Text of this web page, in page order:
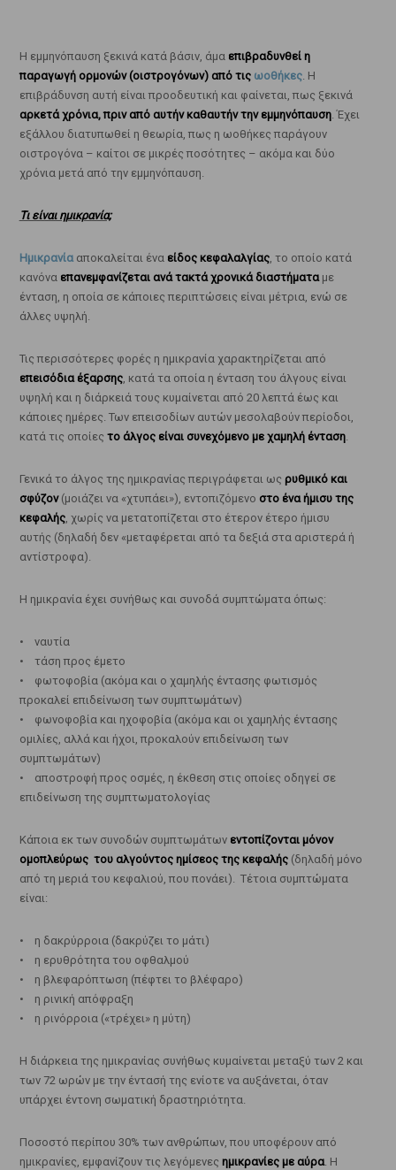
Η εμμηνόπαυση ξεκινά κατά βάσιν, άμα επιβραδυνθεί η
παραγωγή ορμονών (οιστρογόνων) από τις ωοθήκες. Η
επιβράδυνση αυτή είναι προοδευτική και φαίνεται, πως ξεκινά
αρκετά χρόνια, πριν από αυτήν καθαυτήν την εμμηνόπαυση. Έχει
εξάλλου διατυπωθεί η θεωρία, πως η ωοθήκες παράγουν
οιστρογόνα – καίτοι σε μικρές ποσότητες – ακόμα και δύο
χρόνια μετά από την εμμηνόπαυση.
Τι είναι ημικρανία;
Ημικρανίααποκαλείται έναείδος κεφαλαλγίας, το οποίο κατά
κανόνα επανεμφανίζεται ανά τακτά χρονικά διαστήματαμε
ένταση, η οποία σε κάποιες περιπτώσεις είναι μέτρια, ενώ σε
άλλες υψηλή.
Τις περισσότερες φορές η ημικρανία χαρακτηρίζεται από
επεισόδια έξαρσης, κατά τα οποία η ένταση του άλγους είναι
υψηλή και η διάρκειά τους κυμαίνεται από 20 λεπτά έως και
κάποιες ημέρες. Των επεισοδίων αυτών μεσολαβούν περίοδοι,
κατά τις οποίες το άλγος είναι συνεχόμενο με χαμηλή ένταση.
Γενικά το άλγος της ημικρανίας περιγράφεται ως ρυθμικό και
σφύζον(μοιάζει να «χτυπάει»), εντοπιζόμενο στο ένα ήμισυ της
κεφαλής, χωρίς να μετατοπίζεται στο έτερον έτερο ήμισυ
αυτής (δηλαδή δεν «μεταφέρεται από τα δεξιά στα αριστερά ή
αντίστροφα).
Η ημικρανία έχει συνήθως και συνοδά συμπτώματα όπως:
• ναυτία
• τάση προς έμετο
• φωτοφοβία (ακόμα και ο χαμηλής έντασης φωτισμός
προκαλεί επιδείνωση των συμπτωμάτων)
• φωνοφοβία και ηχοφοβία (ακόμα και οι χαμηλής έντασης
ομιλίες, αλλά και ήχοι, προκαλούν επιδείνωση των
συμπτωμάτων)
• αποστροφή προς οσμές, η έκθεση στις οποίες οδηγεί σε
επιδείνωση της συμπτωματολογίας
Κάποια εκ των συνοδών συμπτωμάτων εντοπίζονται μόνον
ομοπλεύρως του αλγούντος ημίσεος της κεφαλής(δηλαδή μόνο
από τη μεριά του κεφαλιού, που πονάει). Τέτοια συμπτώματα
είναι:
• η δακρύρροια (δακρύζει το μάτι)
• η ερυθρότητα του οφθαλμού
• η βλεφαρόπτωση (πέφτει το βλέφαρο)
• η ρινική απόφραξη
• η ρινόρροια («τρέχει» η μύτη)
Η διάρκεια της ημικρανίας συνήθως κυμαίνεται μεταξύ των 2 και
των 72 ωρών με την έντασή της ενίοτε να αυξάνεται, όταν
υπάρχει έντονη σωματική δραστηριότητα.
Ποσοστό περίπου 30% των ανθρώπων, που υποφέρουν από
ημικρανίες, εμφανίζουν τις λεγόμενες ημικρανίες με αύρα. Η